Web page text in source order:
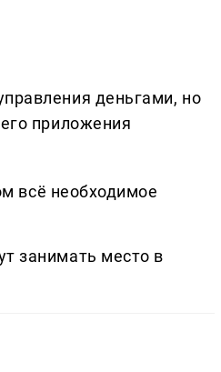
деньгами, но
приложения
всё необходимое
занимать место в